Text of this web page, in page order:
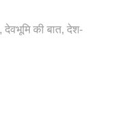
देवभूमि की बात देश-